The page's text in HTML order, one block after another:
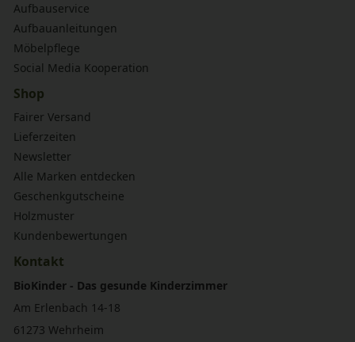
Aufbauservice
Aufbauanleitungen
Möbelpflege
Social Media Kooperation
Shop
Fairer Versand
Lieferzeiten
Newsletter
Alle Marken entdecken
Geschenkgutscheine
Holzmuster
Kundenbewertungen
Kontakt
BioKinder - Das gesunde Kinderzimmer
Am Erlenbach 14-18
61273 Wehrheim